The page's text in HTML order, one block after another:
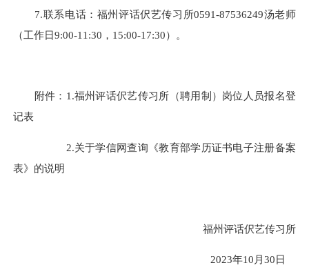
7.联系电话：福州评话伬艺传习所0591-87536249汤老师
（工作日9:00-11:30，15:00-17:30）。
附件：1.福州评话伬艺传习所（聘用制）岗位人员报名登
记表
2.关于学信网查询《教育部学历证书电子注册备案
表》的说明
福州评话伬艺传习所
2023年10月30日